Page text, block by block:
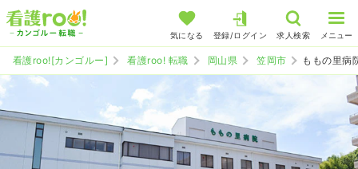
気になる 登録/ログイン 求人検索 メニュー
看護roo![カンゴルー] 看護roo! 転職 岡山県 笠岡市 ももの里病